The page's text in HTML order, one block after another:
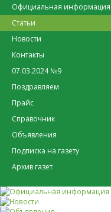
Официальная информация
Статьи
Новости
Контакты
07.03.2024 №9
Поздравляем
Прайс
Справочник
Объявления
Подписка на газету
Архив газет